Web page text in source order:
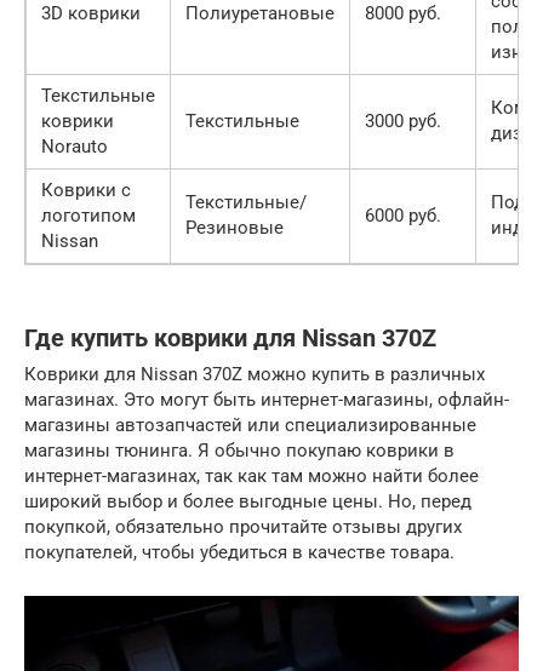
3D коврики Полиуретановые 8000 руб.
Текстильные
коврики
Norauto
Текстильные 3000 руб.
Коврики с
логотипом
Nissan
Текстильные/
Резиновые
6000 руб.
Где купить коврики для Nissan 370Z
Коврики для Nissan 370Z можно купить в различных
магазинах. Это могут быть интернет-магазины, офлайн-
магазины автозапчастей или специализированные
магазины тюнинга. Я обычно покупаю коврики в
интернет-магазинах, так как там можно найти более
широкий выбор и более выгодные цены. Но, перед
покупкой, обязательно прочитайте отзывы других
покупателей, чтобы убедиться в качестве товара.